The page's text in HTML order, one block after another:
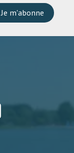
Je m'abonne